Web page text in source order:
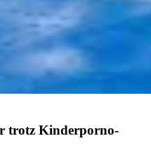
trotz Kinderporno-